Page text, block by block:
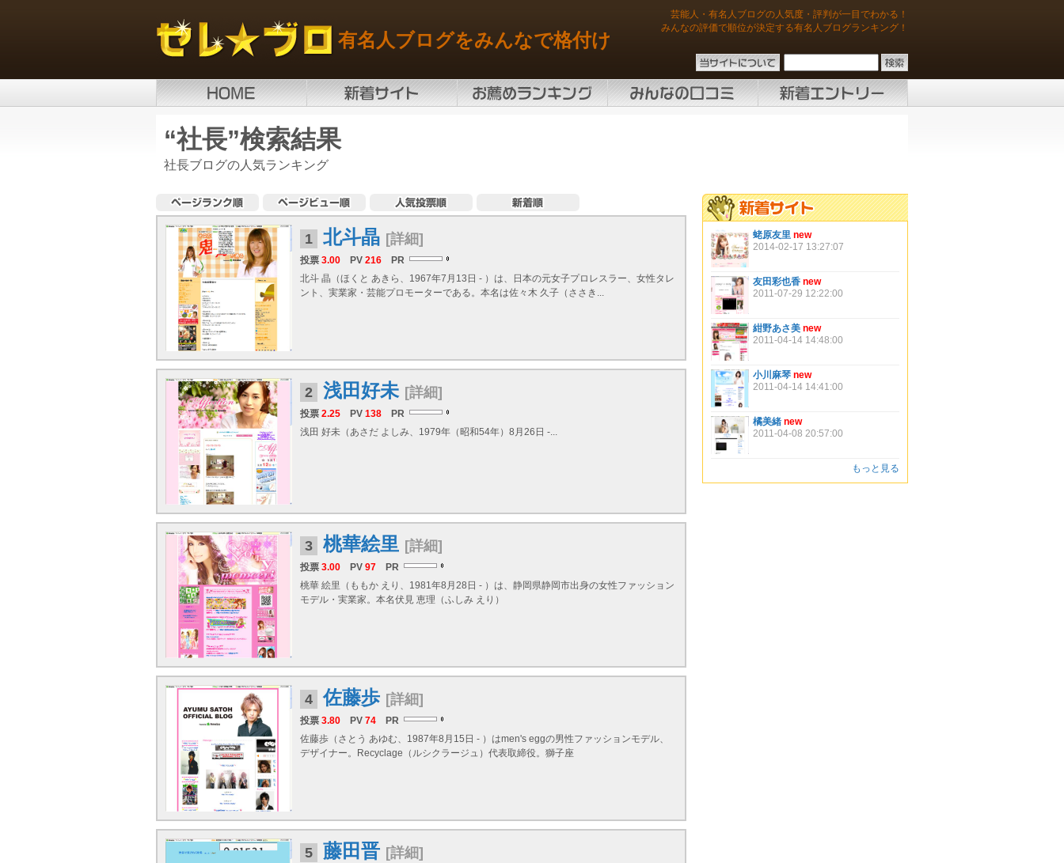
有名人ブログをみんなで格付け
芸能人・有名人ブログの人気度・評判が一目でわかる！
みんなの評価で順位が決定する有名人ブログランキング！
“社長”検索結果
社長ブログの人気ランキング
1 北斗晶 [詳細]
投票 3.00 PV 216
PR
北斗 晶（ほくと あきら、1967年7月13日 - ）は、日本の元女子プロレスラー、女性タレ
ント、実業家・芸能プロモーターである。本名は佐々木 久子（ささき...
2 浅田好未 [詳細]
投票 2.25 PV 138
PR
浅田 好未（あさだ よしみ、1979年（昭和54年）8月26日 -...
3 桃華絵里 [詳細]
投票 3.00 PV 97
PR
桃華 絵里（ももか えり、1981年8月28日 - ）は、静岡県静岡市出身の女性ファッション
モデル・実業家。本名伏見 恵理（ふしみ えり）
4 佐藤歩 [詳細]
投票 3.80 PV 74
PR
佐藤歩（さとう あゆむ、1987年8月15日 - ）はmen's eggの男性ファッションモデル、
デザイナー。Recyclage（ルシクラージュ）代表取締役。獅子座
5 藤田晋 [詳細]
蛯原友里 new
2014-02-17 13:27:07
友田彩也香 new
2011-07-29 12:22:00
紺野あさ美 new
2011-04-14 14:48:00
小川麻琴 new
2011-04-14 14:41:00
橘美緒 new
2011-04-08 20:57:00
もっと見る